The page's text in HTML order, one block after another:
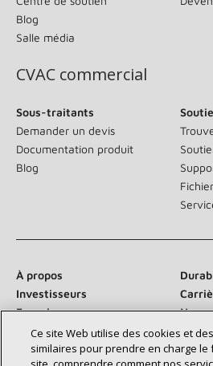
Blog
Salle média
CVAC commercial
Sous-traitants
Demander un devis
Documentation produit
Blog
À propos
Investisseurs
Fournisseurs
Nous
Salle de presse
Ce site Web utilise des cookies et
similaires pour prendre en charge le